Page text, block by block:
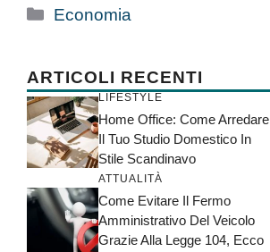
Categorie
Economia
ARTICOLI RECENTI
LIFESTYLE
Home Office: Come Arredare
Il Tuo Studio Domestico In
Stile Scandinavo
ATTUALITÀ
Come Evitare Il Fermo
Amministrativo Del Veicolo
Grazie Alla Legge 104, Ecco